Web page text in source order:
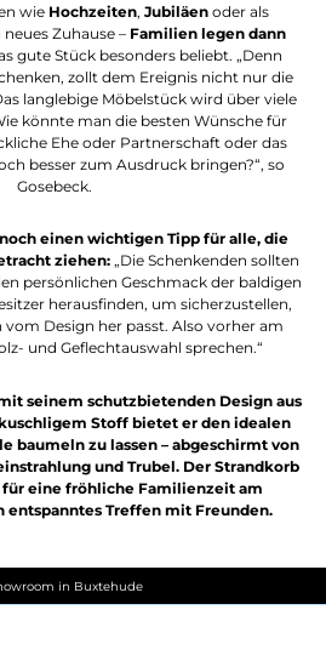
wie Hochzeiten, Jubiläen oder als
Zuhause – Familien legen dann
gute Stück besonders beliebt. „Denn
zollt dem Ereignis nicht nur die
langlebige Möbelstück wird über viele
könnte man die besten Wünsche für
Ehe oder Partnerschaft oder das
besser zum Ausdruck bringen?“, so
Gosebeck.
einen wichtigen Tipp für alle, die
ziehen: „Die Schenkenden sollten
persönlichen Geschmack der baldigen
herausfinden, um sicherzustellen,
vom Design her passt. Also vorher am
und Geflechtauswahl sprechen.“
seinem schutzbietenden Design aus
Stoff bietet er den idealen
baumeln zu lassen – abgeschirmt von
und Trubel. Der Strandkorb
für eine fröhliche Familienzeit am
entspanntes Treffen mit Freunden.
in Buxtehude